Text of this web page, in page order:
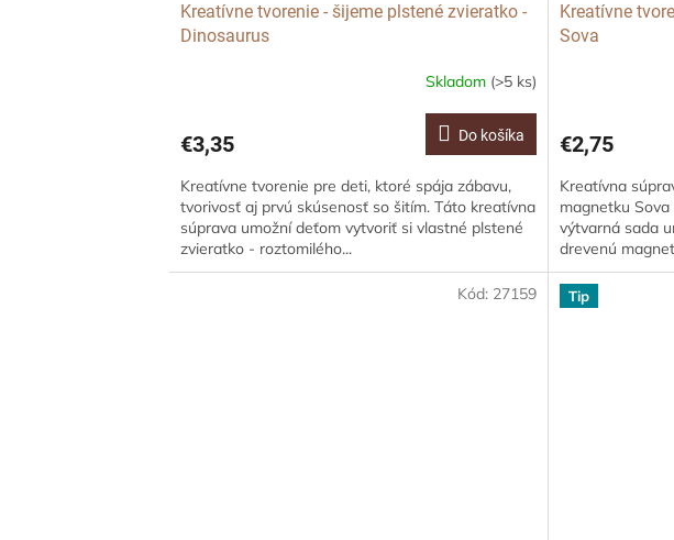
Kreatívne tvorenie - šijeme plstené zvieratko -
Dinosaurus
Skladom (>5 ks)
€3,35 Do košíka
Kreatívne tvorenie pre deti, ktoré spája zábavu,
tvorivosť aj prvú skúsenosť so šitím. Táto kreatívna
súprava umožní deťom vytvoriť si vlastné plstené
zvieratko - roztomilého...
Kreatívne
Sova
€2,75
Kreatívna
magnetku
výtvarná sada
drevenú
Kód: 27159 Tip